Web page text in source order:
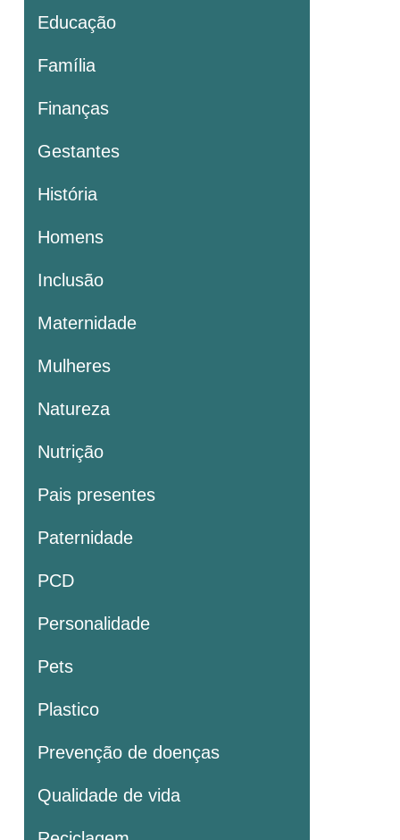
Educação
Família
Finanças
Gestantes
História
Homens
Inclusão
Maternidade
Mulheres
Natureza
Nutrição
Pais presentes
Paternidade
PCD
Personalidade
Pets
Plastico
Prevenção de doenças
Qualidade de vida